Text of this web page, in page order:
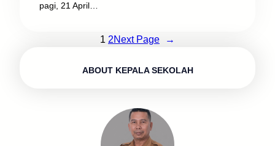
pagi, 21 April…
1 2Next Page →
ABOUT KEPALA SEKOLAH